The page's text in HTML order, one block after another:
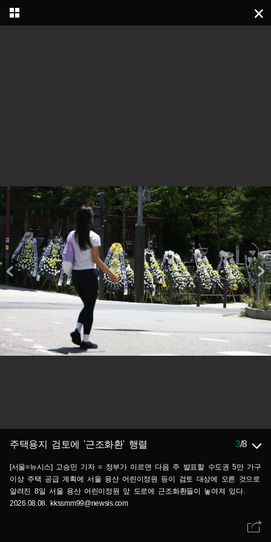
주택용지 검토에 '근조화환' 행렬 3/8
[서울=뉴시스] 고승민 기자 = 정부가 이르면 다음 주 발표할 수도권 5만 가구
이상 주택 공급 계획에 서울 용산 어린이정원 등이 검토 대상에 오른 것으로
알려진 8일 서울 용산 어린이정원 앞 도로에 근조화환들이 놓여져 있다.
2026.08.08. kkssmm99@newsis.com